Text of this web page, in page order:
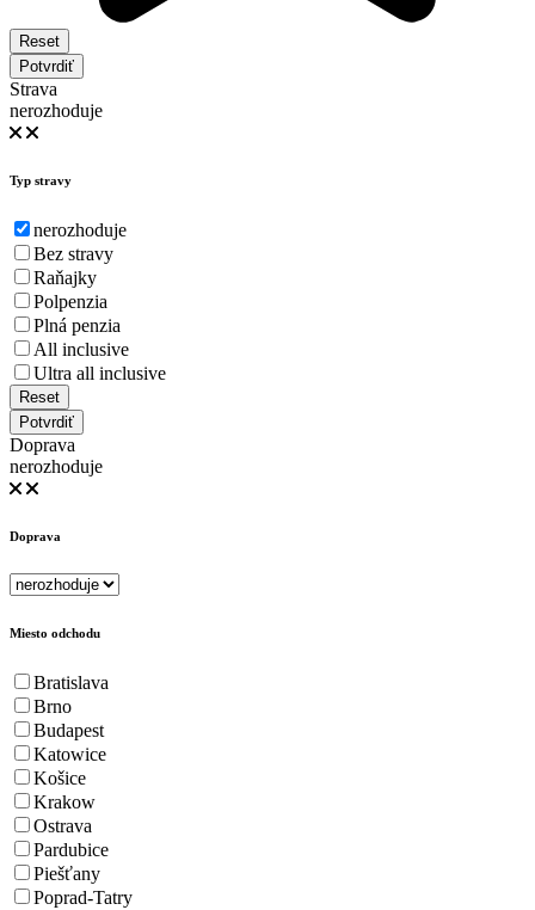
Reset
Potvrdiť
Strava
nerozhoduje
Typ stravy
nerozhoduje
Bez stravy
Raňajky
Polpenzia
Plná penzia
All inclusive
Ultra all inclusive
Reset
Potvrdiť
Doprava
nerozhoduje
Doprava
Miesto odchodu
Bratislava
Brno
Budapest
Katowice
Košice
Krakow
Ostrava
Pardubice
Piešťany
Poprad-Tatry